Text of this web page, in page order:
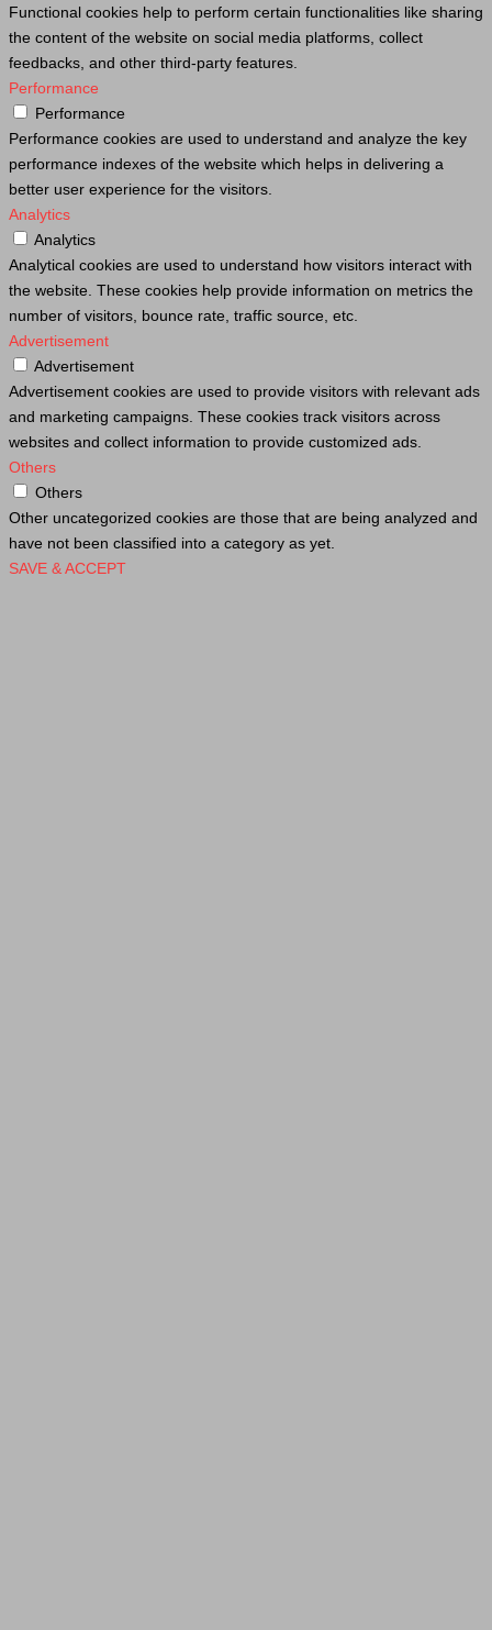
Functional cookies help to perform certain functionalities like sharing
the content of the website on social media platforms, collect
feedbacks, and other third-party features.
Performance
Performance
Performance cookies are used to understand and analyze the key
performance indexes of the website which helps in delivering a
better user experience for the visitors.
Analytics
Analytics
Analytical cookies are used to understand how visitors interact with
the website. These cookies help provide information on metrics the
number of visitors, bounce rate, traffic source, etc.
Advertisement
Advertisement
Advertisement cookies are used to provide visitors with relevant ads
and marketing campaigns. These cookies track visitors across
websites and collect information to provide customized ads.
Others
Others
Other uncategorized cookies are those that are being analyzed and
have not been classified into a category as yet.
SAVE & ACCEPT